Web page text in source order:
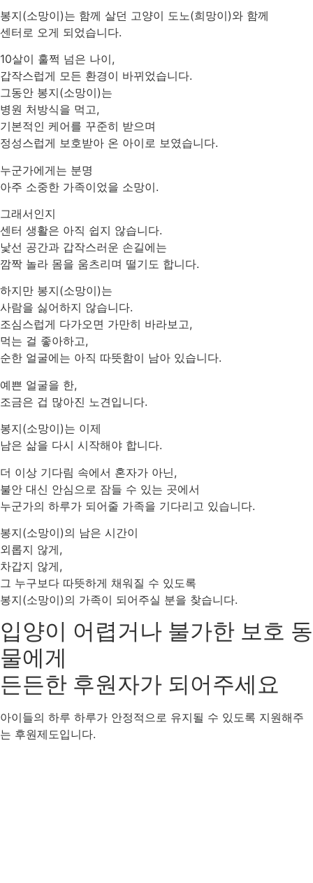
봉지(소망이)는 함께 살던 고양이 도노(희망이)와 함께
센터로 오게 되었습니다.
10살이 훌쩍 넘은 나이,
갑작스럽게 모든 환경이 바뀌었습니다.
그동안 봉지(소망이)는
병원 처방식을 먹고,
기본적인 케어를 꾸준히 받으며
정성스럽게 보호받아 온 아이로 보였습니다.
누군가에게는 분명
아주 소중한 가족이었을 소망이.
그래서인지
센터 생활은 아직 쉽지 않습니다.
낯선 공간과 갑작스러운 손길에는
깜짝 놀라 몸을 움츠리며 떨기도 합니다.
하지만 봉지(소망이)는
사람을 싫어하지 않습니다.
조심스럽게 다가오면 가만히 바라보고,
먹는 걸 좋아하고,
순한 얼굴에는 아직 따뜻함이 남아 있습니다.
예쁜 얼굴을 한,
조금은 겁 많아진 노견입니다.
봉지(소망이)는 이제
남은 삶을 다시 시작해야 합니다.
더 이상 기다림 속에서 혼자가 아닌,
불안 대신 안심으로 잠들 수 있는 곳에서
누군가의 하루가 되어줄 가족을 기다리고 있습니다.
봉지(소망이)의 남은 시간이
외롭지 않게,
차갑지 않게,
그 누구보다 따뜻하게 채워질 수 있도록
봉지(소망이)의 가족이 되어주실 분을 찾습니다.
입양이 어렵거나 불가한 보호 동
물에게
든든한 후원자가 되어주세요
아이들의 하루 하루가 안정적으로 유지될 수 있도록 지원해주
는 후원제도입니다.